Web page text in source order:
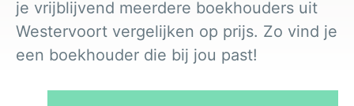
je vrijblijvend meerdere boekhouders uit
Westervoort vergelijken op prijs. Zo vind je
een boekhouder die bij jou past!